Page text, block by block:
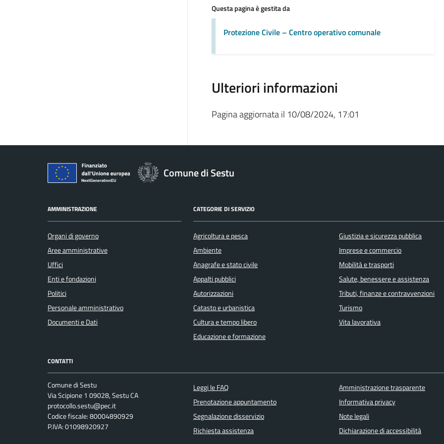
Questa pagina è gestita da
Protezione Civile – Centro operativo comunale
Ulteriori informazioni
Pagina aggiornata il 10/08/2024, 17:01
Comune di Sestu
AMMINISTRAZIONE
Organi di governo
Aree amministrative
Uffici
Enti e fondazioni
Politici
Personale amministrativo
Documenti e Dati
CATEGORIE DI SERVIZIO
Agricoltura e pesca
Ambiente
Anagrafe e stato civile
Appalti pubblici
Autorizzazioni
Catasto e urbanistica
Cultura e tempo libero
Educazione e formazione
Giustizia e sicurezza pubblica
Imprese e commercio
Mobilità e trasporti
Salute, benessere e assistenza
Tributi, finanze e contravvenzioni
Turismo
Vita lavorativa
CONTATTI
Comune di Sestu
Via Scipione 1 09028, Sestu CA
protocollo.sestu@pec.it
Codice fiscale: 80004890929
P.IVA: 01098920927
Leggi le FAQ
Prenotazione appuntamento
Segnalazione disservizio
Richiesta assistenza
Amministrazione trasparente
Informativa privacy
Note legali
Dichiarazione di accessibilità